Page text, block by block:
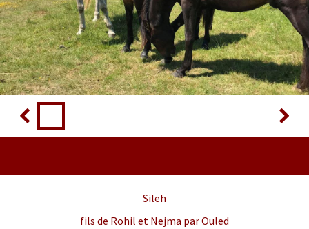
naissances de l'année
a vendre
Contact
Livre d'or d'Uranie
Sileh
fils de Rohil et Nejma par Ouled